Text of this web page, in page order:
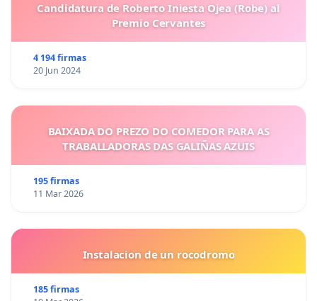
Los datos que se obtienen de esta petición se tratan de
Para cualquier duda podéis poneros en contacto con
Candidatura de Roberto Iniesta Ojea (Robe) al
Premio Cervantes
4 194 firmas
20 Jun 2024
BAIXADA DO PREZO DO COMEDOR PARA AS
TRABALLADORAS DAS GALIÑAS AZUIS
195 firmas
11 Mar 2026
Instalacion de un rocodromo
185 firmas